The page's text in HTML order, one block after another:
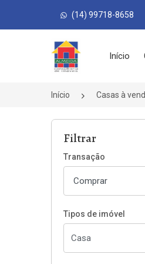
(14) 99718-8658
Página inicial
Início
Início Casas à
Filtrar
Transação
Tipos de imóvel